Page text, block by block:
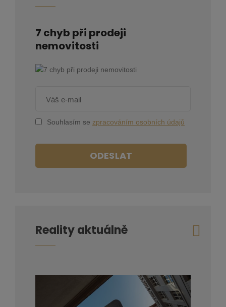
7 chyb při prodeji
nemovitosti
Souhlasím se zpracováním osobních údajů
ODESLAT
Reality aktuálně